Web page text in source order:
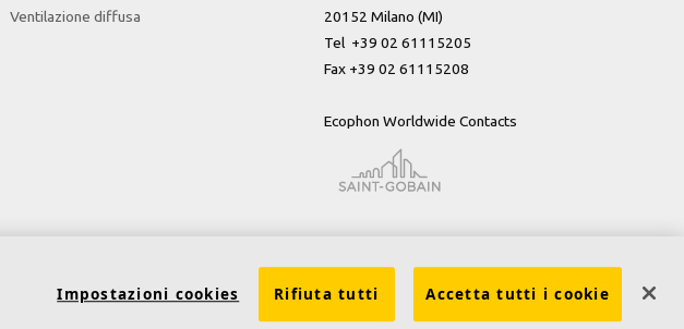
Ventilazione diffusa
20152 Milano (MI)
Tel +39 02 61115205
Fax +39 02 61115208
Ecophon Worldwide Contacts
Impostazioni cookies Rifiuta tutti Accetta tutti i cookie